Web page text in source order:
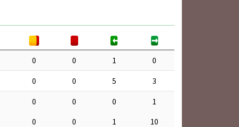
0 0 1 0
0 0 5 3
0 0 0
1
0 0 1 10